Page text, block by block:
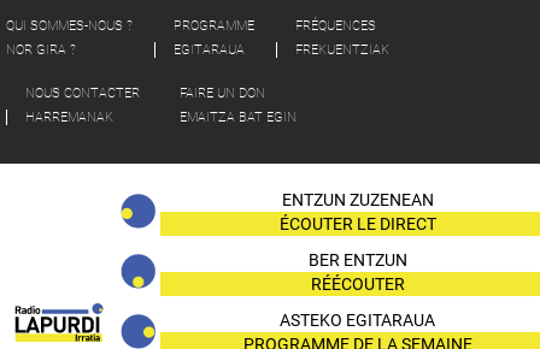
QUI SOMMES-NOUS ?
NOR GIRA ?
PROGRAMME
EGITARAUA
FRÉQUENCES
FREKUENTZIAK
NOUS CONTACTER
HARREMANAK
FAIRE UN DON
EMAITZA BAT EGIN
ENTZUN ZUZENEAN
ÉCOUTER LE DIRECT
BER ENTZUN
RÉÉCOUTER
ASTEKO EGITARAUA
PROGRAMME DE LA SEMAINE